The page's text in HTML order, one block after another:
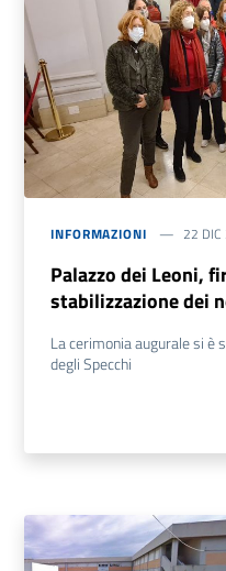
INFORMAZIONI 22
Palazzo dei Leoni,
stabilizzazione dei
La cerimonia augurale si è
degli Specchi